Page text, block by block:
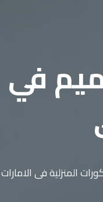
في
المنزلية فى الامارات